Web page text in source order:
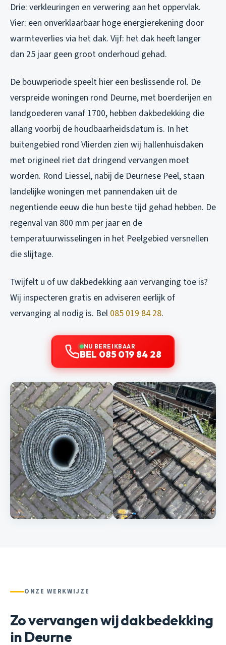
Drie: verkleuringen en verwering aan het oppervlak.
Vier: een onverklaarbaar hoge energierekening door
warmteverlies via het dak. Vijf: het dak heeft langer
dan 25 jaar geen groot onderhoud gehad.
De bouwperiode speelt hier een beslissende rol. De
verspreide woningen rond Deurne, met boerderijen en
landgoederen vanaf 1700, hebben dakbedekking die
allang voorbij de houdbaarheidsdatum is. In het
buitengebied rond Vlierden zien wij hallenhuisdaken
met origineel riet dat dringend vervangen moet
worden. Rond Liessel, nabij de Deurnese Peel, staan
landelijke woningen met pannendaken uit de
negentiende eeuw die hun beste tijd gehad hebben. De
regenval van 800 mm per jaar en de
temperatuurwisselingen in het Peelgebied versnellen
die slijtage.
Twijfelt u of uw dakbedekking aan vervanging toe is?
Wij inspecteren gratis en adviseren eerlijk of
vervanging al nodig is. Bel 085 019 84 28.
NU BEREIKBAAR
BEL 085 019 84 28
ONZE WERKWIJZE
Zo vervangen wij dakbedekking
in Deurne